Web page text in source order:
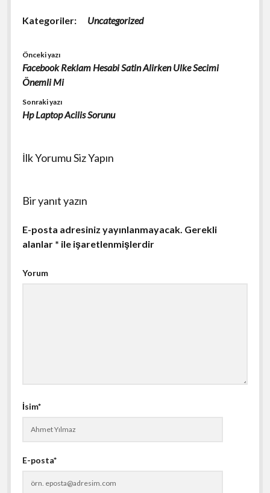
Kategoriler: Uncategorized
Önceki yazı
Facebook Reklam Hesabi Satin Alirken Ulke Secimi
Önemli Mi
Sonraki yazı
Hp Laptop Acilis Sorunu
İlk Yorumu Siz Yapın
Bir yanıt yazın
E-posta adresiniz yayınlanmayacak. Gerekli
alanlar * ile işaretlenmişlerdir
Yorum
İsim*
E-posta*